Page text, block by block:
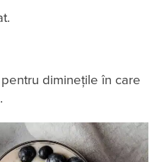
diminețile în care